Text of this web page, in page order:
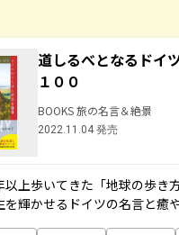
道しるべとなるドイ
１００
BOOKS 旅の名言＆絶景
2022.11.04 発売
以上歩いてきた「地球の歩き
を輝かせるドイツの名言と癒